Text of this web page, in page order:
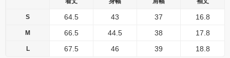
S 64.5 43 37 16.8
M 66.5 44.5 38 17.8
L 67.5 46 39 18.8